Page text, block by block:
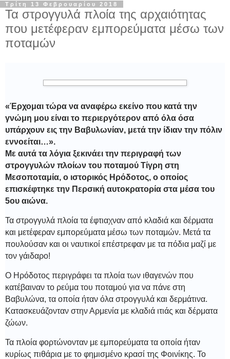
Τρίτη 13 Φεβρουαρίου 2018
Τα στρογγυλά πλοία της αρχαιότητας
που μετέφεραν εμπορεύματα μέσω των
ποταμών
«Έρχομαι τώρα να αναφέρω εκείνο που κατά την
γνώμη μου είναι το περιεργότερον από όλα όσα
υπάρχουν εις την Βαβυλωνίαν, μετά την ίδιαν την πόλιν
εννοείται…».
Με αυτά τα λόγια ξεκινάει την περιγραφή των
στρογγυλών πλοίων του ποταμού Τίγρη στη
Μεσοποταμία, ο ιστορικός Ηρόδοτος, ο οποίος
επισκέφτηκε την Περσική αυτοκρατορία στα μέσα του
5ου αιώνα.
Τα στρογγυλά πλοία τα έφτιαχναν από κλαδιά και δέρματα
και μετέφεραν εμπορεύματα μέσω των ποταμών. Μετά τα
πουλούσαν και οι ναυτικοί επέστρεφαν με τα πόδια μαζί με
τον γάιδαρο!
Ο Ηρόδοτος περιγράφει τα πλοία των ιθαγενών που
κατέβαιναν το ρεύμα του ποταμού για να πάνε στη
Βαβυλώνα, τα οποία ήταν όλα στρογγυλά και δερμάτινα.
Κατασκευάζονταν στην Αρμενία με κλαδιά ιτιάς και δέρματα
ζώων.
Τα πλοία φορτώνονταν με εμπορεύματα τα οποία ήταν
κυρίως πιθάρια με το φημισμένο κρασί της Φοινίκης. Το